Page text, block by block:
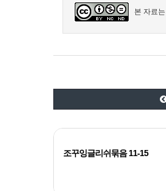
본 자료는
조꾸잉글리쉬묶음 11-15